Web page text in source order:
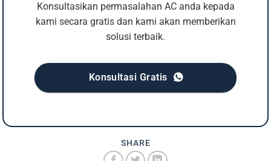
Konsultasikan permasalahan AC anda kepada
kami secara gratis dan kami akan memberikan
solusi terbaik.
Konsultasi Gratis
SHARE